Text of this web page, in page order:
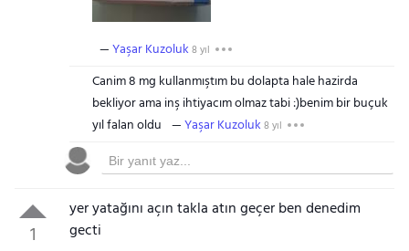
Yaşar Kuzoluk 8 yıl
Canim 8 mg kullanmıştım bu dolapta hale hazirda
bekliyor ama inş ihtiyacım olmaz tabi :)benim bir buçuk
yıl falan oldu
Yaşar Kuzoluk 8 yıl
1
yer yatağını açın takla atın geçer ben denedim
gecti